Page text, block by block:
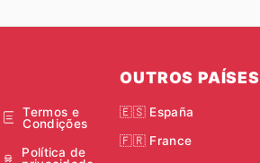
Termos e
Condições
Política de
OUTROS PAÍSES
🇪🇸 España
🇫🇷 France